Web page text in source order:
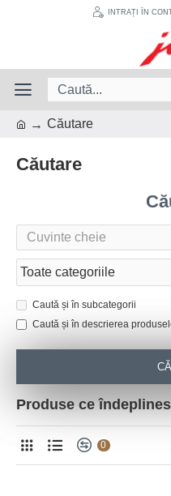
INTRAȚI ÎN
Căutare
Căutare
Caută și în subcategorii
Caută și în descrierea
Produse ce
0